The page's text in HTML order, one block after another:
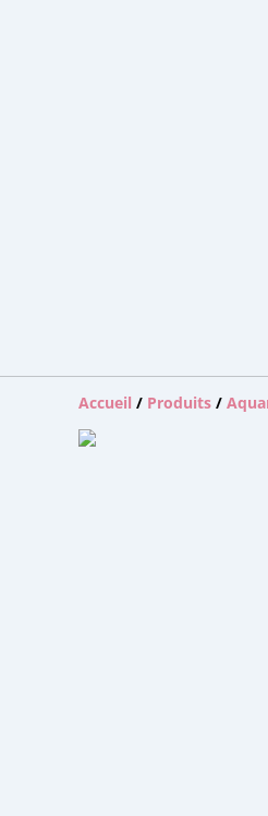
Accueil / Produits /